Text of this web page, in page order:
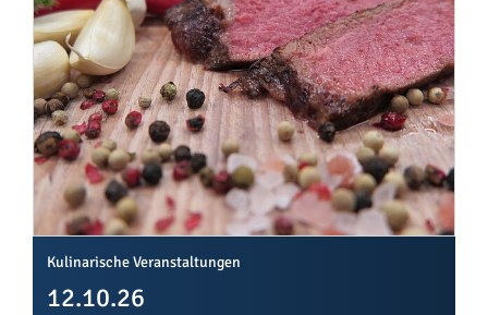
Kulinarische Veranstaltungen
12.10.26